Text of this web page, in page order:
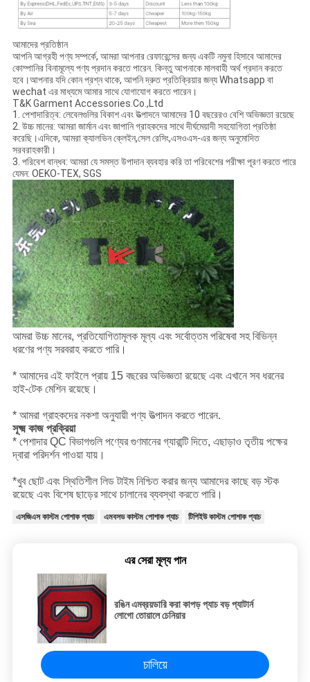
আমাদের প্রতিষ্ঠান
আপনি আগ্রহী পণ্য সম্পর্কে, আমরা আপনার রেফারেন্সের জন্য একটি নমুনা হিসাবে আমাদের
কোম্পানির বিনামূল্যে পণ্য প্রদান করতে পারেন. কিন্তু আপনাকে মালবাহী অর্থ প্রদান করতে
হবে।আপনার যদি কোন প্রশ্ন থাকে, আপনি দ্রুত প্রতিক্রিয়ার জন্য Whatsapp বা
wechat এর মাধ্যমে আমার সাথে যোগাযোগ করতে পারেন।
T&K Garment Accessories.Co.,Ltd
1. পেশাদারিত্ব: লেবেলগুলির বিকাশ এবং উত্পাদনে আমাদের 10 বছরেরও বেশি অভিজ্ঞতা রয়েছে
2. উচ্চ মানের: আমরা জার্মান এবং জাপানি গ্রাহকদের সাথে দীর্ঘমেয়াদী সহযোগিতা প্রতিষ্ঠা
করেছি।এদিকে, আমরা ক্যালভিন ক্লেইন,সেল রেসিং,এসওএস-এর জন্য অনুমোদিত
সরবরাহকারী।
3. পরিবেশ বান্ধব: আমরা যে সমস্ত উপাদান ব্যবহার করি তা পরিবেশের পরীক্ষা পূরণ করতে পারে
যেমন: OEKO-TEX, SGS
আমরা উচ্চ মানের, প্রতিযোগিতামূলক মূল্য এবং সর্বোত্তম পরিষেবা সহ বিভিন্ন
ধরণের পণ্য সরবরাহ করতে পারি।
* আমাদের এই ফাইলে প্রায় 15 বছরের অভিজ্ঞতা রয়েছে এবং এখানে সব ধরনের
হাই-টেক মেশিন রয়েছে।
* আমরা গ্রাহকদের নকশা অনুযায়ী পণ্য উত্পাদন করতে পারেন.
সূক্ষ্ম কাজ প্রক্রিয়া
* পেশাদার QC বিভাগগুলি পণ্যের গুণমানের গ্যারান্টি দিতে, এছাড়াও তৃতীয় পক্ষের
দ্বারা পরিদর্শন পাওয়া যায়।
*খুব ছোট এবং স্থিতিশীল লিড টাইম নিশ্চিত করার জন্য আমাদের কাছে বড় স্টক
রয়েছে এবং বিশেষ ছাড়ের সাথে চালানের ব্যবস্থা করতে পারি।
এসজিএস কাস্টম পোশাক প্যাচ এমবসড কাস্টম পোশাক প্যাচ টিপিইউ কাস্টম পোশাক প্যাচ
এর সেরা মূল্য পান
রঙিন এমব্রয়ডারি করা কাপড় প্যাচ বড় প্যাটার্ন
লোগো তোয়ালে চেনিয়ার
চালিয়ে